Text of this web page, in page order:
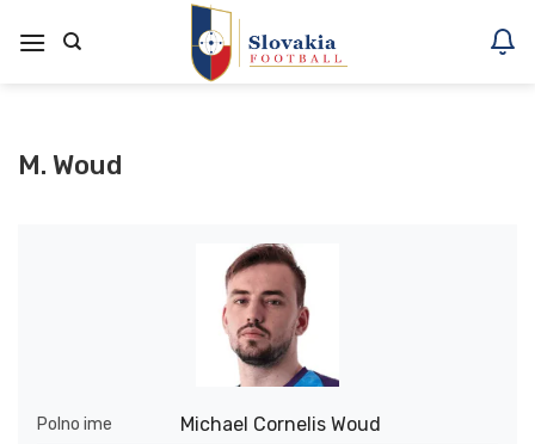
na
M. Woud
Polno ime Michael Cornelis Woud